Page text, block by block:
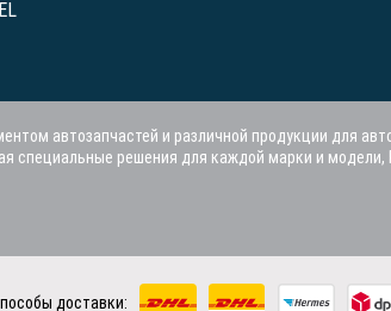
автозапчастей и различной продукции для
специальные решения для каждой марки и
доставки: